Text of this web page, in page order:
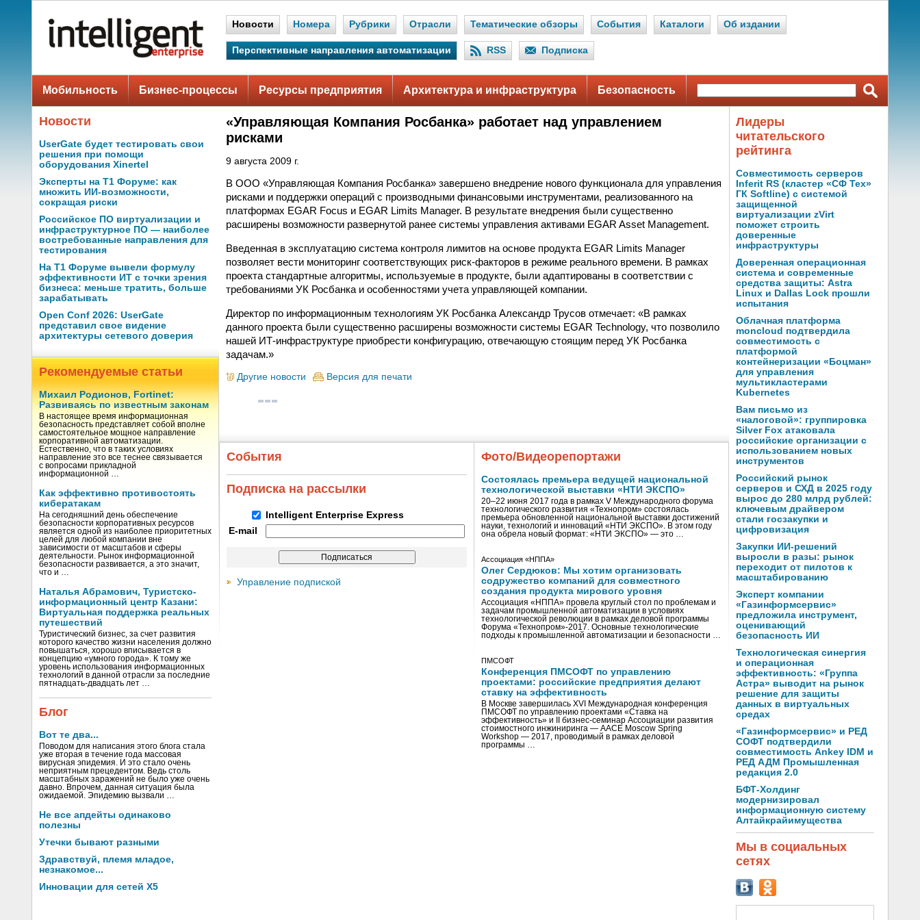
Новости Номера Рубрики Отрасли Тематические обзоры События Каталоги Об издании
Перспективные направления автоматизации RSS Подписка
Мобильность Бизнес-процессы Ресурсы предприятия Архитектура и инфраструктура Безопасность
Новости
UserGate будет тестировать свои
решения при помощи
оборудования Xinertel
Эксперты на Т1 Форуме: как
множить ИИ-возможности,
сокращая риски
Российское ПО виртуализации и
инфраструктурное ПО — наиболее
востребованные направления для
тестирования
На Т1 Форуме вывели формулу
эффективности ИТ с точки зрения
бизнеса: меньше тратить, больше
зарабатывать
Open Conf 2026: UserGate
представил свое видение
архитектуры сетевого доверия
Рекомендуемые статьи
Михаил Родионов, Fortinet:
Развиваясь по известным законам
В настоящее время информационная
безопасность представляет собой вполне
самостоятельное мощное направление
корпоративной автоматизации.
Естественно, что в таких условиях
направление это все теснее связывается
с вопросами прикладной
информационной …
Как эффективно противостоять
кибератакам
На сегодняшний день обеспечение
безопасности корпоративных ресурсов
является одной из наиболее приоритетных
целей для любой компании вне
зависимости от масштабов и сферы
деятельности. Рынок информационной
безопасности развивается, а это значит,
что и …
Наталья Абрамович, Туристско-
информационный центр Казани:
Виртуальная поддержка реальных
путешествий
Туристический бизнес, за счет развития
которого качество жизни населения должно
повышаться, хорошо вписывается в
концепцию «умного города». К тому же
уровень использования информационных
технологий в данной отрасли за последние
пятнадцать-двадцать лет …
Блог
Вот те два...
Поводом для написания этого блога стала
уже вторая в течение года массовая
вирусная эпидемия. И это стало очень
неприятным прецедентом. Ведь столь
масштабных заражений не было уже очень
давно. Впрочем, данная ситуация была
ожидаемой. Эпидемию вызвали …
Не все апдейты одинаково
полезны
Утечки бывают разными
Здравствуй, племя младое,
незнакомое...
Инновации для сетей X5
«Управляющая Компания Росбанка» работает над управлением
рисками
9 августа 2009 г.
В ООО «Управляющая Компания Росбанка» завершено внедрение нового функционала для управления
рисками и поддержки операций с производными финансовыми инструментами, реализованного на
платформах EGAR Focus и EGAR Limits Manager. В результате внедрения были существенно
расширены возможности развернутой ранее системы управления активами EGAR Asset Management.
Введенная в эксплуатацию система контроля лимитов на основе продукта EGAR Limits Manager
позволяет вести мониторинг соответствующих риск-факторов в режиме реального времени. В рамках
проекта стандартные алгоритмы, используемые в продукте, были адаптированы в соответствии с
требованиями УК Росбанка и особенностями учета управляющей компании.
Директор по информационным технологиям УК Росбанка Александр Трусов отмечает: «В рамках
данного проекта были существенно расширены возможности системы EGAR Technology, что позволило
нашей ИТ-инфраструктуре приобрести конфигурацию, отвечающую стоящим перед УК Росбанка
задачам.»
Другие новости Версия для печати
События
Подписка на рассылки
Intelligent Enterprise Express
E-mail
Управление подпиской
Фото/Видеорепортажи
Состоялась премьера ведущей национальной
технологической выставки «НТИ ЭКСПО»
20–22 июня 2017 года в рамках V Международного форума
технологического развития «Технопром» состоялась
премьера обновленной национальной выставки достижений
науки, технологий и инноваций «НТИ ЭКСПО». В этом году
она обрела новый формат: «НТИ ЭКСПО» — это …
Ассоциация «НППА»
Олег Сердюков: Мы хотим организовать
содружество компаний для совместного
создания продукта мирового уровня
Ассоциация «НППА» провела круглый стол по проблемам и
задачам промышленной автоматизации в условиях
технологической революции в рамках деловой программы
Форума «Технопром»-2017. Основные технологические
подходы к промышленной автоматизации и безопасности …
ПМСОФТ
Конференция ПМСОФТ по управлению
проектами: российские предприятия делают
ставку на эффективность
В Москве завершилась XVI Международная конференция
ПМСОФТ по управлению проектами «Ставка на
эффективность» и II бизнес-семинар Ассоциации развития
стоимостного инжиниринга — AACE Moscow Spring
Workshop — 2017, проводимый в рамках деловой
программы …
Лидеры
читательского
рейтинга
Совместимость серверов
Inferit RS (кластер «СФ Тех»
ГК Softline) с системой
защищенной
виртуализации zVirt
поможет строить
доверенные
инфраструктуры
Доверенная операционная
система и современные
средства защиты: Astra
Linux и Dallas Lock прошли
испытания
Облачная платформа
moncloud подтвердила
совместимость с
платформой
контейнеризации «Боцман»
для управления
мультикластерами
Kubernetes
Вам письмо из
«налоговой»: группировка
Silver Fox атаковала
российские организации с
использованием новых
инструментов
Российский рынок
серверов и СХД в 2025 году
вырос до 280 млрд рублей:
ключевым драйвером
стали госзакупки и
цифровизация
Закупки ИИ-решений
выросли в разы: рынок
переходит от пилотов к
масштабированию
Эксперт компании
«Газинформсервис»
предложила инструмент,
оценивающий
безопасность ИИ
Технологическая синергия
и операционная
эффективность: «Группа
Астра» выводит на рынок
решение для защиты
данных в виртуальных
средах
«Газинформсервис» и РЕД
СОФТ подтвердили
совместимость Ankey IDM и
РЕД АДМ Промышленная
редакция 2.0
БФТ-Холдинг
модернизировал
информационную систему
Алтайкрайимущества
Мы в социальных
сетях